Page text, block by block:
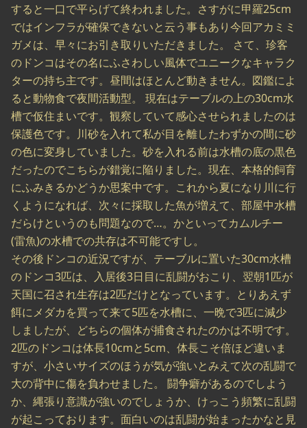
すると一口で平らげて終われました。さすがに甲羅25cm
ではインフラが確保できないと云う事もあり今回アカミミ
ガメは、早々にお引き取りいただきました。 さて、珍客
のドンコはその名にふさわしい風体でユニークなキャラク
ターの持ち主です。昼間はほとんど動きません。図鑑によ
ると動物食で夜間活動型。 現在はテーブルの上の30cm水
槽で仮住まいです。観察していて感心させられましたのは
保護色です。川砂を入れて私が目を離したわずかの間に砂
の色に変身していました。砂を入れる前は水槽の底の黒色
だったのでこちらが錯覚に陥りました。現在、本格的飼育
にふみきるかどうか思案中です。これから夏になり川に行
くようになれば、次々に採取した魚が増えて、部屋中水槽
だらけというのも問題なので…。かといってカムルチー
(雷魚)の水槽での共存は不可能ですし。
その後ドンコの近況ですが、テーブルに置いた30cm水槽
のドンコ3匹は、入居後3日目に乱闘がおこり、翌朝1匹が
天国に召され生存は2匹だけとなっています。とりあえず
餌にメダカを買って来て5匹を水槽に、一晩で3匹に減少
しましたが、どちらの個体が捕食されたのかは不明です。
2匹のドンコは体長10cmと5cm、体長こそ倍ほど違いま
すが、小さいサイズのほうが気が強いとみえて次の乱闘で
大の背中に傷を負わせました。 闘争癖があるのでしよう
か、縄張り意識が強いのでしょうか、けっこう頻繁に乱闘
が起こっております。面白いのは乱闘が始まったかなと見